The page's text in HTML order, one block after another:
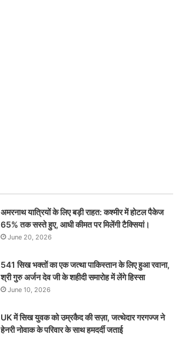
अमरनाथ यात्रियों के लिए बड़ी राहत: कश्मीर में होटल पैकेज
65% तक सस्ते हुए, आधी कीमत पर मिलेंगी टैक्सियां।
June 20, 2026
541 सिख भक्तों का एक जत्था पाकिस्तान के लिए हुआ रवाना,
श्री गुरु अर्जन देव जी के शहीदी समारोह में लेंगे हिस्सा
June 10, 2026
UK में सिख युवक को उम्रकैद की सज़ा, जत्थेदार गरगज्ज ने
हेनरी नोवाक के परिवार के साथ हमदर्दी जताई